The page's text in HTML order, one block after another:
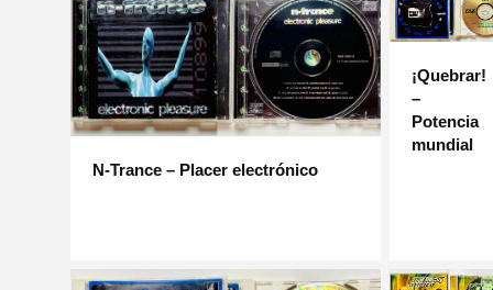
N-Trance – Placer electrónico
¡Quebrar!
–
Potencia
mundial